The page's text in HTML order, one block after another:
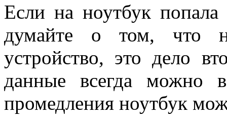
Если на ноутбук
думайте о том, что
устройство, это дело
данные всегда можно
промедления ноутбук